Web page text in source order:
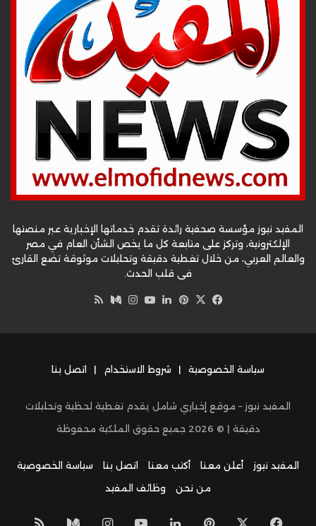
المفيد نيوز مؤسسة صحفية رائدة تقدم خدماتها الإخبارية عبر منصتها
الإلكترونية، وتركز على متابعة كل ما يخص الشأن العام في مصر
والعالم العربي، من خلال تغطية دقيقة وتحليلات موثوقة تضع القارئ
في قلب الحدث.
فيسبوك
‫X بينتيريست
لينكدإن‫YouTube
انستقرام
وسط
سياسة الخصوصية | شروط الاستخدام | اتصل بنا
المفيد نيوز – موقع إخباري شامل يقدم تغطية لحظية وتحليلات
دقيقة | © 2026 جميع حقوق الملكية محفوظة
المفيد نيوز أعلن معنا أكتب معنا اتصل بنا
سياسة الخصوصية
من نحن
وظائف المفيد
فيسبوك بينتيريست
لينكدإن‫YouTube
انستقراموسط